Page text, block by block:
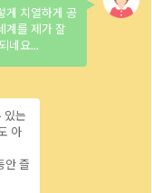
게 치열하게 공
계를 제가 잘
네요...
있는
아
안 즐